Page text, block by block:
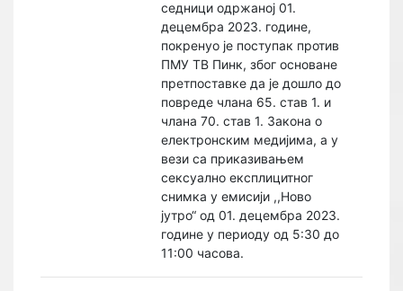
седници одржаној 01.
децембра 2023. године,
покренуо је поступак против
ПМУ ТВ Пинк, због основане
претпоставке да је дошло до
повреде члана 65. став 1. и
члана 70. став 1. Закона о
електронским медијима, а у
вези са приказивањем
сексуално експлицитног
снимка у емисији ,,Ново
јутро“ од 01. децембра 2023.
године у периоду од 5:30 до
11:00 часова.